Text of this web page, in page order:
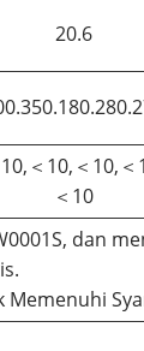
20.6
10,＜10,＜10,＜
＜10
dan